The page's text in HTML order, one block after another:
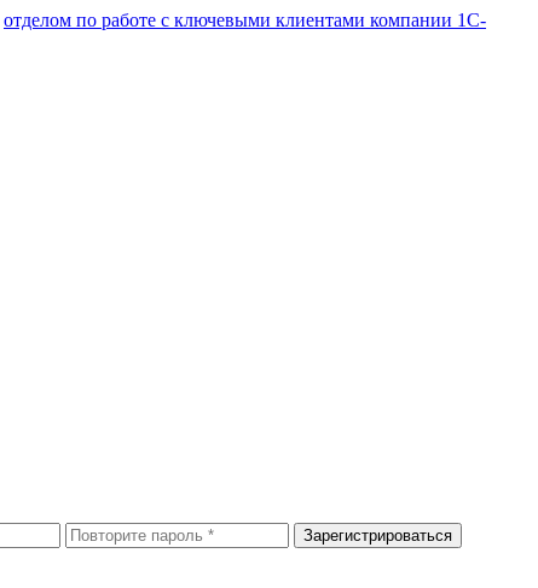
отделом по работе с ключевыми клиентами компании 1С-